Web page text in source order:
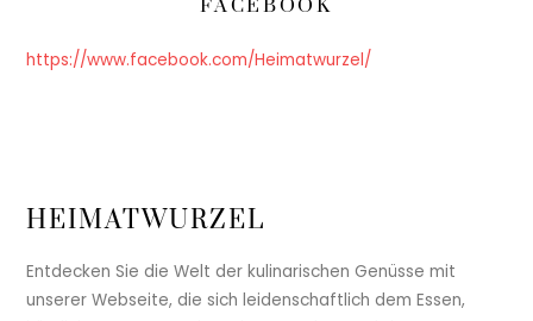
FACEBOOK
https://www.facebook.com/Heimatwurzel/
HEIMATWURZEL
Entdecken Sie die Welt der kulinarischen Genüsse mit
unserer Webseite, die sich leidenschaftlich dem Essen,